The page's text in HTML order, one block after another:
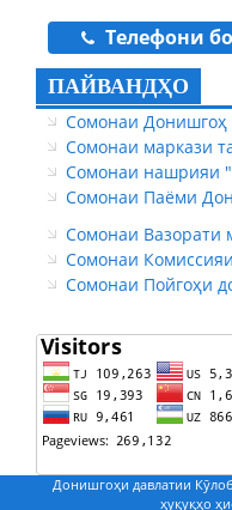
Телефони
ПАЙВАНДҲО
Сомонаи Донишгоҳ
Сомонаи маркази
Сомонаи нашрияи
Сомонаи Паёми
Сомонаи Вазорати
Сомонаи
Сомонаи Пойгоҳи
Донишгоҳи давлатии
ҳуқуқҳо